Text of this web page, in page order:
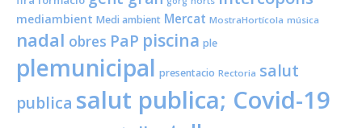
mediambient Medi ambient Mercat MostraHortícola música
nadal obres PaP piscina ple
plemunicipal presentacio Rectoria salut
publica salut publica; Covid-19